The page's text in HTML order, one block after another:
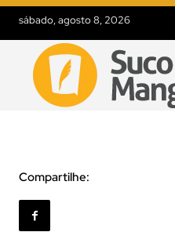
sábado, agosto 8, 2026
Compartilhe: